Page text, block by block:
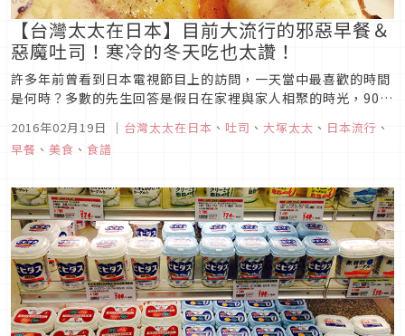
【台灣太太在日本】目前大流行的邪惡早餐＆
惡魔吐司！寒冷的冬天吃也太讚！
許多年前曾看到日本電視節目上的訪問，一天當中最喜歡的時間
是何時？多數的先生回答是假日在家裡與家人相聚的時光，90%
個人在家悠閒的早餐時光（笑）。因此日本的網路上流行著許多
家庭主婦們分享的各式早餐，大塚太太就來介紹一下最近日本流
2016年02月19日 ｜ 台灣太太在日本 、 吐司 、 大塚太太 、 日本流行 、
早餐 、 美食 、 食譜